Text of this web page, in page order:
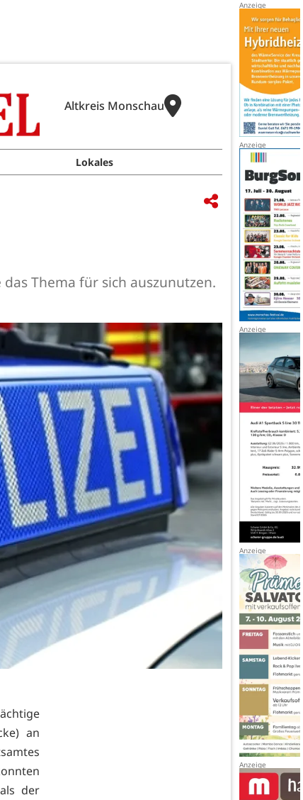
Altkreis Monschau
Lokales
Thema für sich auszunutzen.
an
der